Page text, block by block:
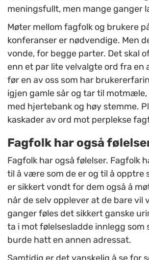
meningsfullt, men mange ganger
Møter mellom fagfolk og brukere
konferanser er nødvendige. Men
vonde, for begge parter. Det skal
enn et par lite velvalgte ord fra en
før en av oss som har
igjen gamle sår og tar til motmæle,
med hjertebank og høy stemme.
kaskader av ord mot perplekse
Fagfolk har også
Fagfolk har også følelser. Fagfolk
til å være som de er og til å opptre
er sikkert vondt for dem også å
når de selv opplever at de bare vil
ganger føles det sikkert ganske
ta i mot følelsesladde innlegg
burde hatt en annen adressat.